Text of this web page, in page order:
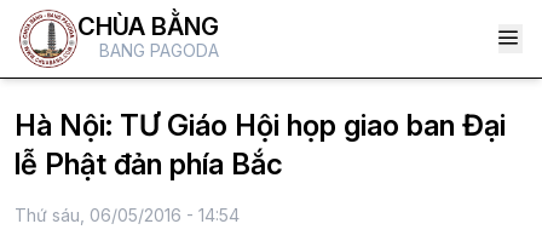
CHÙA BẰNG
BANG PAGODA
Hà Nội: TƯ Giáo Hội họp giao ban Đại
lễ Phật đản phía Bắc
Thứ sáu, 06/05/2016 - 14:54